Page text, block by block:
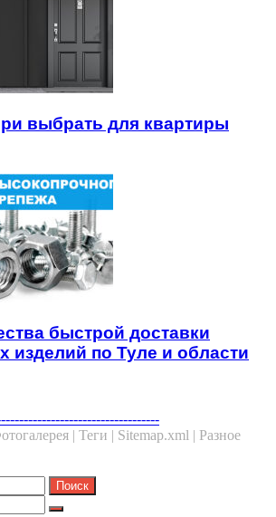
выбрать для квартиры
быстрой доставки
изделий по Туле и области
| Теги | Sitemap.xml | Разное